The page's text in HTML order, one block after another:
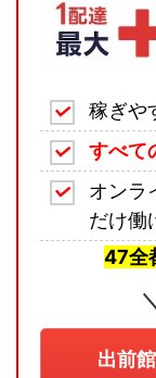
稼ぎや
すべて
オンラ
だけ働
47全
出前